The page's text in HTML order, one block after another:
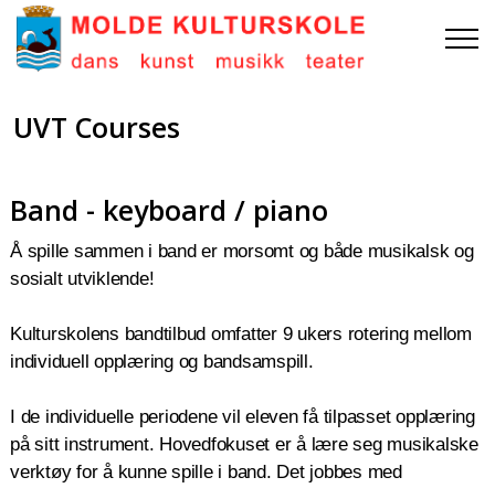
UVT Courses
Band - keyboard / piano
Å spille sammen i band er morsomt og både musikalsk og
sosialt utviklende!
Kulturskolens bandtilbud omfatter 9 ukers rotering mellom
individuell opplæring og bandsamspill.
I de individuelle periodene vil eleven få tilpasset opplæring
på sitt instrument. Hovedfokuset er å lære seg musikalske
verktøy for å kunne spille i band. Det jobbes med